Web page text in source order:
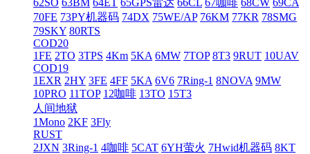
62SO 63BM 64ET 65GPS雷达 66CL 67咖啡 68CW 69CA
70FE 73PY机器码 74DX 75WE/AP 76KM 77KR 78SMG
79SKY 80RTS
COD20
1FE 2TO 3TPS 4Km 5KA 6MW 7TOP 8T3 9RUT 10UAV
COD19
1EXR 2HY 3FE 4FF 5KA 6V6 7Ring-1 8NOVA 9MW
10PRO 11TOP 12咖啡 13TO 15T3
人间地狱
1Mono 2KF 3Fly
RUST
2JXN 3Ring-1 4咖啡 5CAT 6YH萤火 7Hwid机器码 8KT